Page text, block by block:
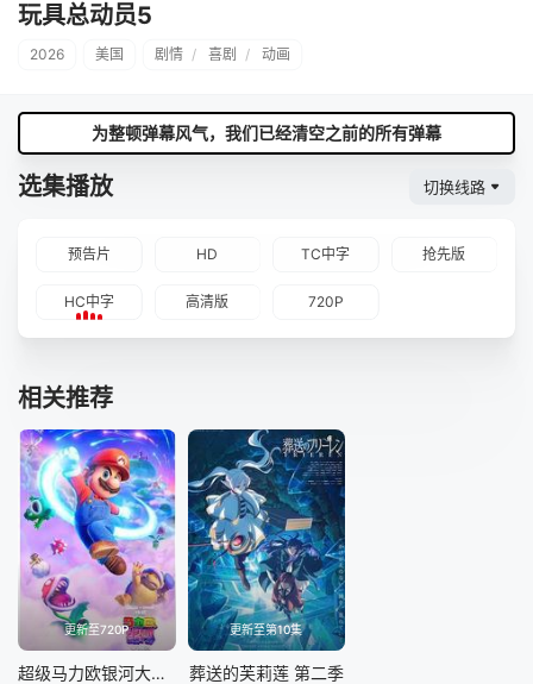
玩具总动员5
2026 美国 剧情 / 喜剧 / 动画
为整顿弹幕风气，我们已经清空之前的所有弹幕
选集播放 切换线路
预告片 HD TC中字 抢先版
HC中字 高清版 720P
相关推荐
更新至720P
超级马力欧银河大电影
更新至第10集
葬送的芙莉莲 第二季